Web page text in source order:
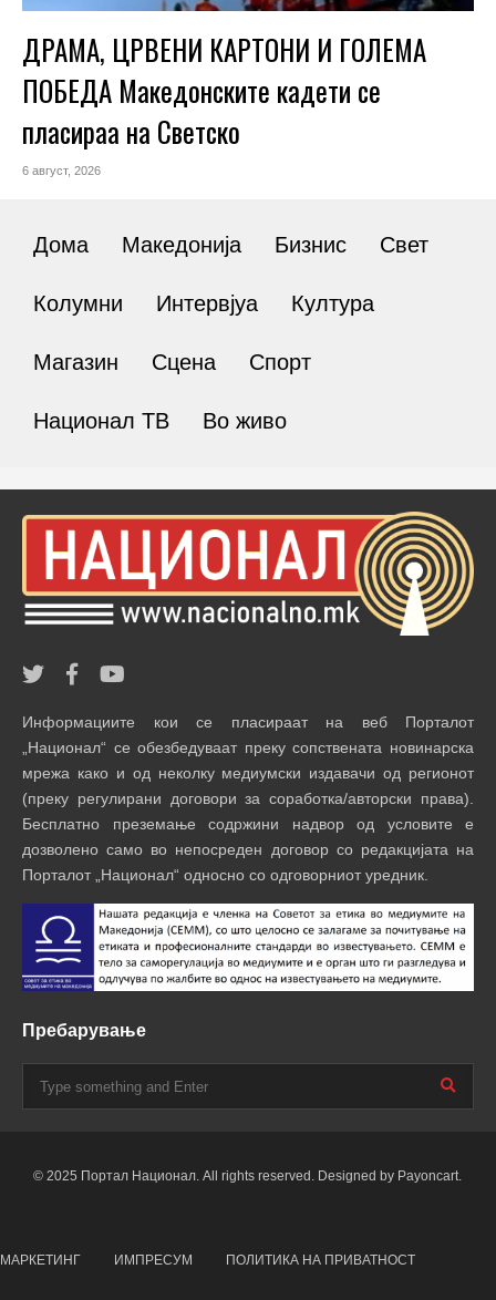
ДРАМА, ЦРВЕНИ КАРТОНИ И ГОЛЕМА
ПОБЕДА Македонските кадети се
пласираа на Светско
6 август, 2026
Дома Македонија Бизнис Свет
Колумни Интервјуа Култура
Магазин Сцена Спорт
Национал ТВ Во живо
Информациите кои се пласираат на веб Порталот
„Национал“ се обезбедуваат преку сопствената новинарска
мрежа како и од неколку медиумски издавачи од регионот
(преку регулирани договори за соработка/авторски права).
Бесплатно преземање содржини надвор од условите е
дозволено само во непосреден договор со редакцијата на
Порталот „Национал“ односно со одговорниот уредник.
Пребарување
© 2025 Портал Национал. All rights reserved. Designed by Payoncart.
МАРКЕТИНГ ИМПРЕСУМ ПОЛИТИКА НА ПРИВАТНОСТ